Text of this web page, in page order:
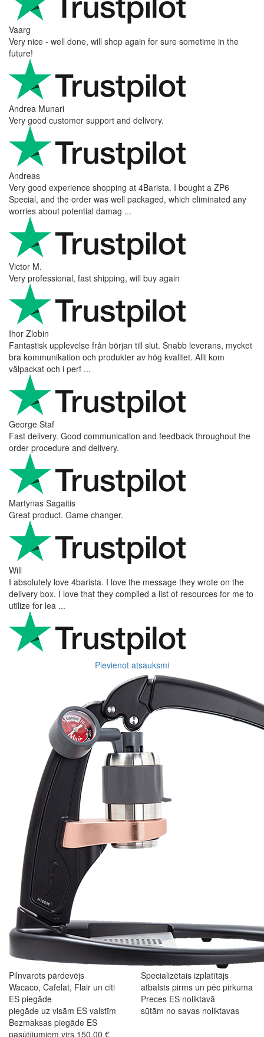
Vaarg
Very nice - well done, will shop again for sure sometime in the
future!
Andrea Munari
Very good customer support and delivery.
Andreas
Very good experience shopping at 4Barista. I bought a ZP6
Special, and the order was well packaged, which eliminated any
worries about potential damag ...
Victor M.
Very professional, fast shipping, will buy again
Ihor Zlobin
Fantastisk upplevelse från början till slut. Snabb leverans, mycket
bra kommunikation och produkter av hög kvalitet. Allt kom
välpackat och i perf ...
George Staf
Fast delivery. Good communication and feedback throughout the
order procedure and delivery.
Martynas Sagaitis
Great product. Game changer.
Will
I absolutely love 4barista. I love the message they wrote on the
delivery box. I love that they compiled a list of resources for me to
utilize for lea ...
Pievienot atsauksmi
Pilnvarots pārdevējs
Wacaco, Cafelat, Flair un citi
Specializētais izplatītājs
atbalsts pirms un pēc pirkuma
ES piegāde
piegāde uz visām ES valstīm
Preces ES noliktavā
sūtām no savas noliktavas
Bezmaksas piegāde ES
pasūtījumiem virs 150,00 €